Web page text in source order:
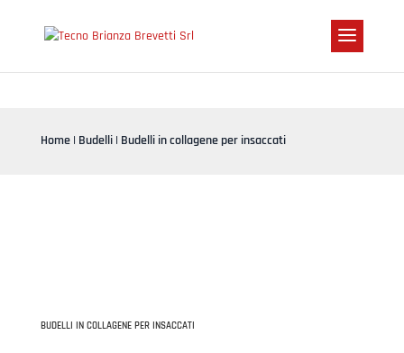
Home| Budelli| Budelli in collagene per insaccati
BUDELLI IN COLLAGENE PER INSACCATI